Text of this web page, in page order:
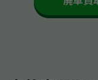
するケースは少